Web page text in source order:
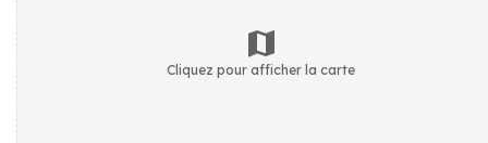
Cliquez pour afficher la carte